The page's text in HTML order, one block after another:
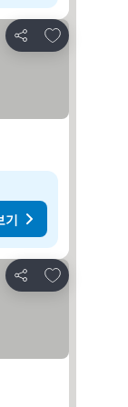
공유
즐겨찾기에
기
공유
즐겨찾기에